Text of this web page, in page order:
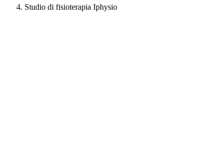
Studio di fisioterapia Iphysio